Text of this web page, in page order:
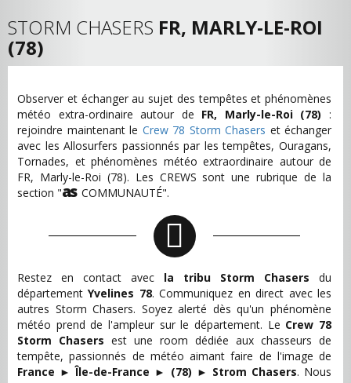
STORM CHASERS FR, MARLY-LE-ROI
(78)
Observer et échanger au sujet des tempêtes et phénomènes
météo extra-ordinaire autour de FR, Marly-le-Roi (78) :
rejoindre maintenant le Crew 78 Storm Chasers et échanger
avec les Allosurfers passionnés par les tempêtes, Ouragans,
Tornades, et phénomènes météo extraordinaire autour de
FR, Marly-le-Roi (78). Les CREWS sont une rubrique de la
section "as COMMUNAUTÉ".
Restez en contact avec la tribu Storm Chasers du
départementYvelines 78. Communiquez en direct avec les
autres Storm Chasers. Soyez alerté dès qu'un phénomène
météo prend de l'ampleur sur le département. Le Crew 78
Storm Chasers est une room dédiée aux chasseurs de
tempête, passionnés de météo aimant faire de l'image de
France ►Île-de-France ► (78) ► Strom Chasers. Nous